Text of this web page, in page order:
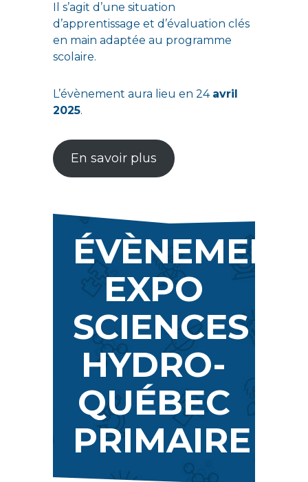
Il s’agit d’une situation
d’apprentissage et d’évaluation clés
en main adaptée au programme
scolaire.
L’évènement aura lieu en 24 avril
2025.
En savoir plus
ÉVÈNEMENT
EXPO
SCIENCES
HYDRO-
QUÉBEC
PRIMAIRE